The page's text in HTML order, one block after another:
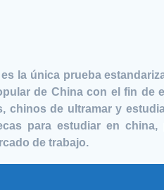
la única prueba
de China con el fin de
chinos de ultramar y
para estudiar en
de trabajo.